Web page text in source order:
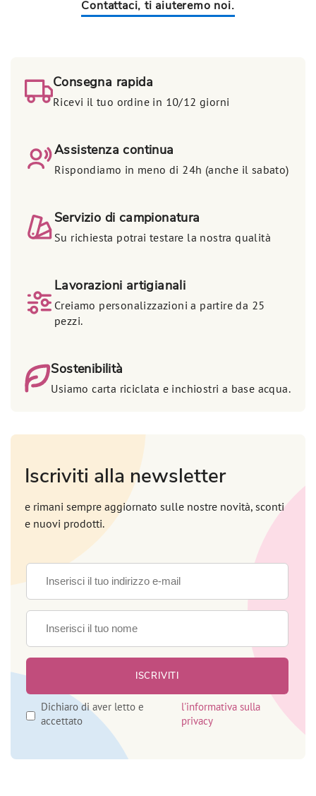
Contattaci, ti aiuteremo noi.
Consegna rapida
Ricevi il tuo ordine in 10/12 giorni
Assistenza continua
Rispondiamo in meno di 24h (anche il sabato)
Servizio di campionatura
Su richiesta potrai testare la nostra qualità
Lavorazioni artigianali
Creiamo personalizzazioni a partire da 25
pezzi.
Sostenibilità
Usiamo carta riciclata e inchiostri a base acqua.
Iscriviti alla newsletter
e rimani sempre aggiornato sulle nostre novità, sconti
e nuovi prodotti.
Dichiaro di aver letto e
accettato
l'informativa sulla
privacy